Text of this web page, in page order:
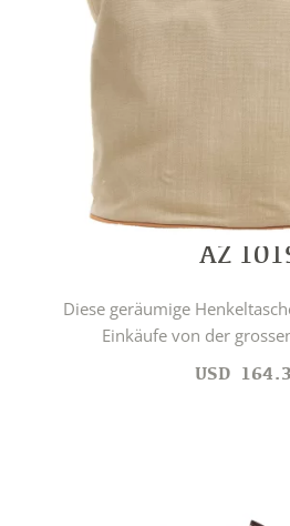
AZ
Diese geräumige
Einkäufe von der
USD